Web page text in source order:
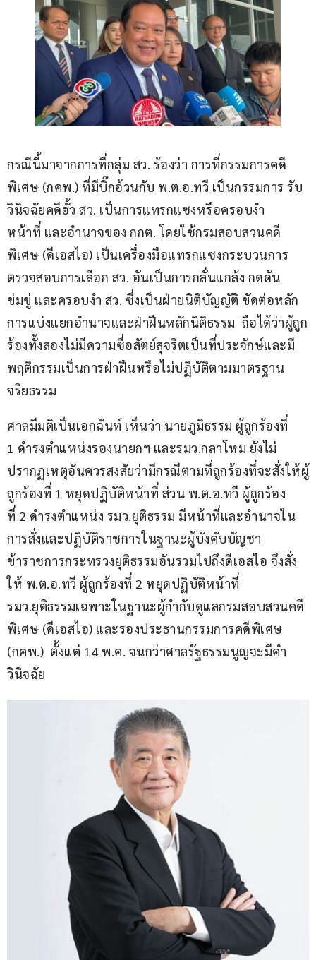
กรณีนี้มาจากการที่กลุ่ม สว. ร้องว่า การที่กรรมการคดี
พิเศษ (กคพ.) ที่มีบิ๊กอ้วนกับ พ.ต.อ.ทวี เป็นกรรมการ รับ
วินิจฉัยคดีฮั้ว สว. เป็นการแทรกแซงหรือครอบงำ
หน้าที่ และอำนาจของ กกต. โดยใช้กรมสอบสวนคดี
พิเศษ (ดีเอสไอ) เป็นเครื่องมือแทรกแซงกระบวนการ
ตรวจสอบการเลือก สว. อันเป็นการกลั่นแกล้ง กดดัน
ข่มขู่ และครอบงำ สว. ซึ่งเป็นฝ่ายนิติบัญญัติ ขัดต่อหลัก
การแบ่งแยกอำนาจและฝ่าฝืนหลักนิติธรรม  ถือได้ว่าผู้ถูก
ร้องทั้งสองไม่มีความซื่อสัตย์สุจริตเป็นที่ประจักษ์และมี
พฤติกรรมเป็นการฝ่าฝืนหรือไม่ปฏิบัติตามมาตรฐาน
จริยธรรม
ศาลมีมติเป็นเอกฉันท์ เห็นว่า นายภูมิธรรม ผู้ถูกร้องที่
1 ดำรงตำแหน่งรองนายกฯ และรมว.กลาโหม ยังไม่
ปรากฏเหตุอันควรสงสัยว่ามีกรณีตามที่ถูกร้องที่จะสั่งให้ผู้
ถูกร้องที่ 1 หยุดปฏิบัติหน้าที่ ส่วน พ.ต.อ.ทวี ผู้ถูกร้อง
ที่ 2 ดำรงตำแหน่ง รมว.ยุติธรรม มีหน้าที่และอำนาจใน
การสั่งและปฏิบัติราชการในฐานะผู้บังคับบัญชา
ข้าราชการกระทรวงยุติธรรมอันรวมไปถึงดีเอสไอ จึงสั่ง
ให้ พ.ต.อ.ทวี ผู้ถูกร้องที่ 2 หยุดปฏิบัติหน้าที่
รมว.ยุติธรรมเฉพาะในฐานะผู้กำกับดูแลกรมสอบสวนคดี
พิเศษ (ดีเอสไอ) และรองประธานกรรมการคดีพิเศษ
(กคพ.)  ตั้งแต่ 14 พ.ค. จนกว่าศาลรัฐธรรมนูญจะมีคำ
วินิจฉัย